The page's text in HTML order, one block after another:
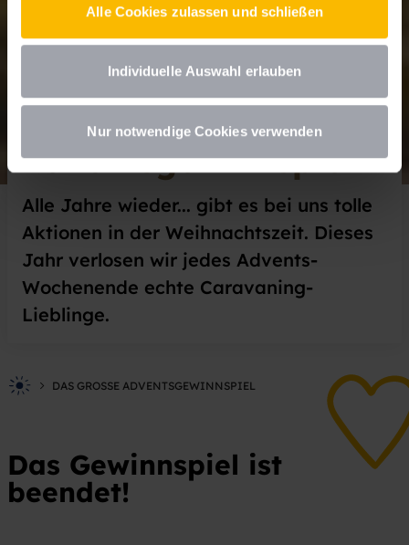
Datenschutzhinweisen.
Alle Cookies zulassen und schließen
Individuelle Auswahl erlauben
Nur notwendige Cookies verwenden
Das große
Adventsgewinnspiel
Alle Jahre wieder... gibt es bei uns tolle
Aktionen in der Weihnachtszeit. Dieses
Jahr verlosen wir jedes Advents-
Wochenende echte Caravaning-
Lieblinge.
DAS GROSSE ADVENTSGEWINNSPIEL
Das Gewinnspiel ist
beendet!